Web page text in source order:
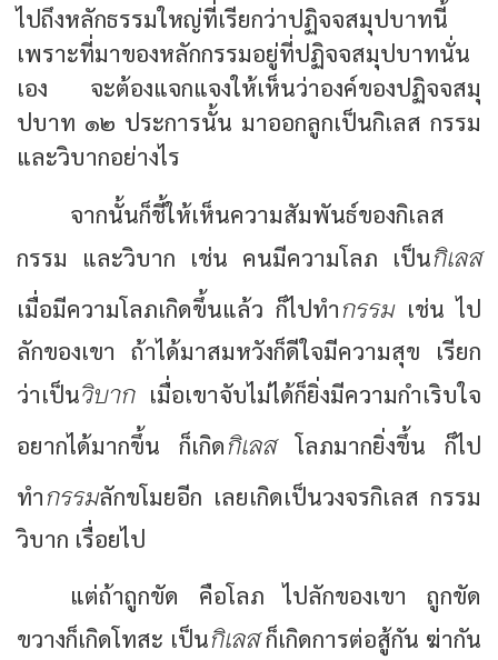
ไปถึงหลักธรรมใหญ่ที่เรียกว่าปฏิจจสมุปบาทนี้
เพราะที่มาของหลักกรรมอยู่ที่ปฏิจจสมุปบาทนั่น
เอง จะต้องแจกแจงให้เห็นว่าองค์ของปฏิจจสมุ
ปบาท ๑๒ ประการนั้น มาออกลูกเป็นกิเลส กรรม
และวิบากอย่างไร
จากนั้นก็ชี้ให้เห็นความสัมพันธ์ของกิเลส
กรรม และวิบาก เช่น คนมีความโลภ เป็นกิเลส
เมื่อมีความโลภเกิดขึ้นแล้ว ก็ไปทำกรรมเช่น ไป
ลักของเขา ถ้าได้มาสมหวังก็ดีใจมีความสุข เรียก
ว่าเป็นวิบากเมื่อเขาจับไม่ได้ก็ยิ่งมีความกำเริบใจ
อยากได้มากขึ้น ก็เกิดกิเลสโลภมากยิ่งขึ้น ก็ไป
ทำกรรมลักขโมยอีก เลยเกิดเป็นวงจรกิเลส กรรม
วิบาก เรื่อยไป
แต่ถ้าถูกขัด คือโลภ ไปลักของเขา ถูกขัด
ขวางก็เกิดโทสะ เป็นกิเลสก็เกิดการต่อสู้กัน ฆ่ากัน